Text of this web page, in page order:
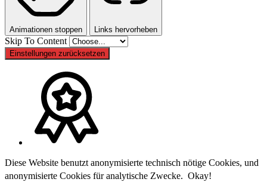
Animationen stoppen Links hervorheben
Skip To Content
Einstellungen zurücksetzen
Diese Website benutzt anonymisierte technisch nötige Cookies, und
anonymisierte Cookies für analytische Zwecke. Okay!